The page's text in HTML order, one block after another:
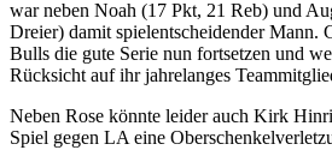
war neben Noah (17 Pkt, 21 Reb) und
Dreier) damit spielentscheidender Mann.
Bulls die gute Serie nun fortsetzen und
Rücksicht auf ihr jahrelanges
Neben Rose könnte leider auch Kirk
Spiel gegen LA eine